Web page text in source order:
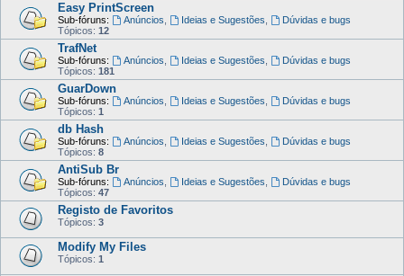
Easy PrintScreen
Sub-fóruns: Anúncios Ideias e Sugestões
Dúvidas e bugs
Tópicos: 12
TrafNet
Sub-fóruns: Anúncios Ideias e Sugestões
Dúvidas e bugs
Tópicos: 181
GuarDown
Sub-fóruns: Anúncios Ideias e Sugestões
Dúvidas e bugs
Tópicos: 1
db Hash
Sub-fóruns: Anúncios Ideias e Sugestões
Dúvidas e bugs
Tópicos: 8
AntiSub Br
Sub-fóruns: Anúncios Ideias e Sugestões
Dúvidas e bugs
Tópicos: 47
Registo de Favoritos
Tópicos: 3
Modify My Files
Tópicos: 1